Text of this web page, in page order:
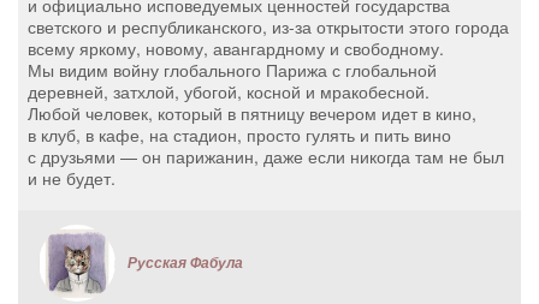
светского и республиканского, из-за открытости этого города
всему яркому, новому, авангардному и свободному.
Мы видим войну глобального Парижа с глобальной
деревней, затхлой, убогой, косной и мракобесной.
Любой человек, который в пятницу вечером идет в кино,
в клуб, в кафе, на стадион, просто гулять и пить вино
с друзьями — он парижанин, даже если никогда там не был
и не будет.
Русская Фабула